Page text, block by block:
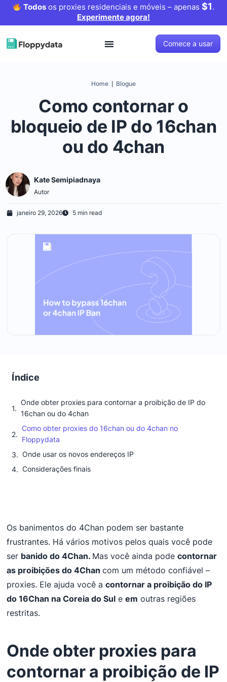
Todos os proxies residenciais e móveis – apenas$1.
Experimente agora!
Comece a usar
Home Blogue
Como contornar o
bloqueio de IP do 16chan
ou do 4chan
Kate Semipiadnaya
Autor
janeiro 29, 2026 5 min read
Os banimentos do 4Chan podem ser bastante
frustrantes. Há vários motivos pelos quais você pode
ser banido do 4Chan. Mas você ainda podecontornar
as proibições do 4Chancom um método confiável –
proxies. Ele ajuda você acontornar a proibição do IP
do 16Chan na Coreia do Sul eem outras regiões
restritas.
Onde obter proxies para
contornar a proibição de IP
Índice
Onde obter proxies para contornar a proibição de IP do
16chan ou do 4chan
Como obter proxies do 16chan ou do 4chan no
Floppydata
Onde usar os novos endereços IP
Considerações finais